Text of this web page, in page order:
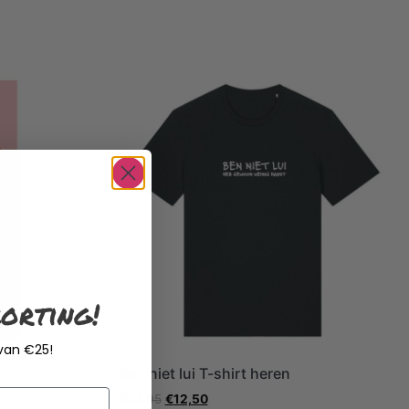
Ben niet lui T-shirt heren
24,95 €12,50
€25!